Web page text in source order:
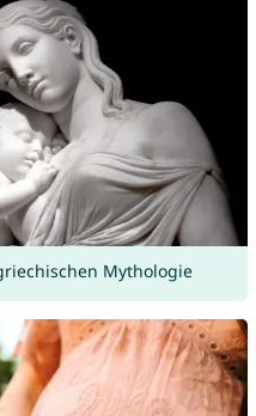
Mythologie